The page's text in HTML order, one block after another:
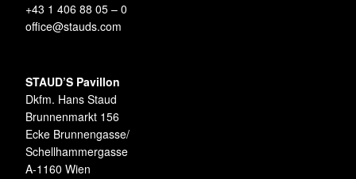
+43 1 406 88 05 – 0
office@stauds.com
STAUD’S Pavillon
Dkfm. Hans Staud
Brunnenmarkt 156
Ecke Brunnengasse/
Schellhammergasse
A-1160 Wien